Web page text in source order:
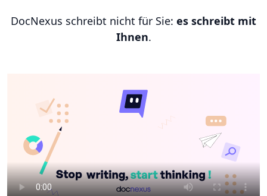
DocNexus schreibt nicht für Sie: es schreibt mit
Ihnen.